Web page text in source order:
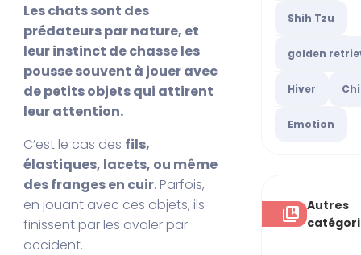
Les chats sont des
prédateurs par nature, et
leur instinct de chasse les
pousse souvent à jouer avec
de petits objets qui attirent
leur attention.
C’est le cas des fils,
élastiques, lacets, ou même
des franges en cuir. Parfois,
en jouant avec ces objets, ils
finissent par les avaler par
accident.
Shih Tzu
golden
Hiver
Emotion
Autres